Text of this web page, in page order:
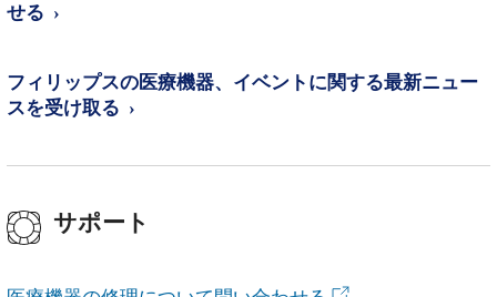
せる
フィリップスの医療機器、イベントに関する最新ニュー
スを受け取る
サポート